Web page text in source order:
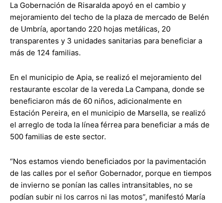
La Gobernación de Risaralda apoyó en el cambio y
mejoramiento del techo de la plaza de mercado de Belén
de Umbría, aportando 220 hojas metálicas, 20
transparentes y 3 unidades sanitarias para beneficiar a
más de 124 familias.
En el municipio de Apia, se realizó el mejoramiento del
restaurante escolar de la vereda La Campana, donde se
beneficiaron más de 60 niños, adicionalmente en
Estación Pereira, en el municipio de Marsella, se realizó
el arreglo de toda la línea férrea para beneficiar a más de
500 familias de este sector.
“Nos estamos viendo beneficiados por la pavimentación
de las calles por el señor Gobernador, porque en tiempos
de invierno se ponían las calles intransitables, no se
podían subir ni los carros ni las motos”, manifestó María